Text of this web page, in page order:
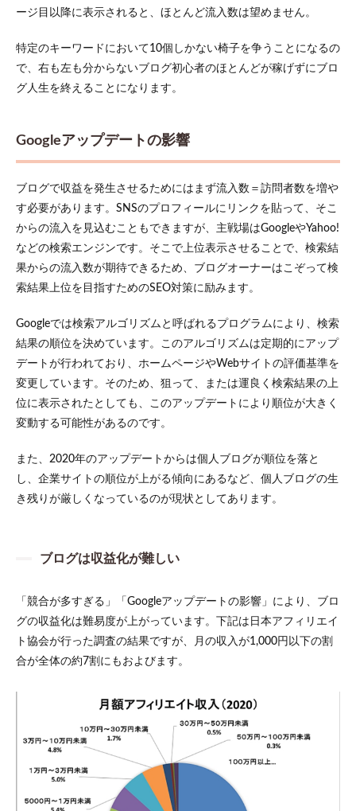
する
ブロ
グを
する
SNS
を活
用し
ログ
に集
客す
る
個人
ブロ
始め
め
ージ目以降に表示されると、ほとんど流入数は望めません。
特定のキーワードにおいて10個しかない椅子を争うことになるの
で、右も左も分からないブログ初心者のほとんどが稼げずにブロ
グ人生を終えることになります。
Googleアップデートの影響
ブログで収益を発生させるためにはまず流入数＝訪問者数を増や
す必要があります。SNSのプロフィールにリンクを貼って、そこ
からの流入を見込むこともできますが、主戦場はGoogleやYahoo!
などの検索エンジンです。そこで上位表示させることで、検索結
果からの流入数が期待できるため、ブログオーナーはこぞって検
索結果上位を目指すためのSEO対策に励みます。
Googleでは検索アルゴリズムと呼ばれるプログラムにより、検索
結果の順位を決めています。このアルゴリズムは定期的にアップ
デートが行われており、ホームページやWebサイトの評価基準を
変更しています。そのため、狙って、または運良く検索結果の上
位に表示されたとしても、このアップデートにより順位が大きく
変動する可能性があるのです。
また、2020年のアップデートからは個人ブログが順位を落と
し、企業サイトの順位が上がる傾向にあるなど、個人ブログの生
き残りが厳しくなっているのが現状としてあります。
ブログは収益化が難しい
「競合が多すぎる」「Googleアップデートの影響」により、ブロ
グの収益化は難易度が上がっています。下記は日本アフィリエイ
ト協会が行った調査の結果ですが、月の収入が1,000円以下の割
合が全体の約7割にもおよびます。